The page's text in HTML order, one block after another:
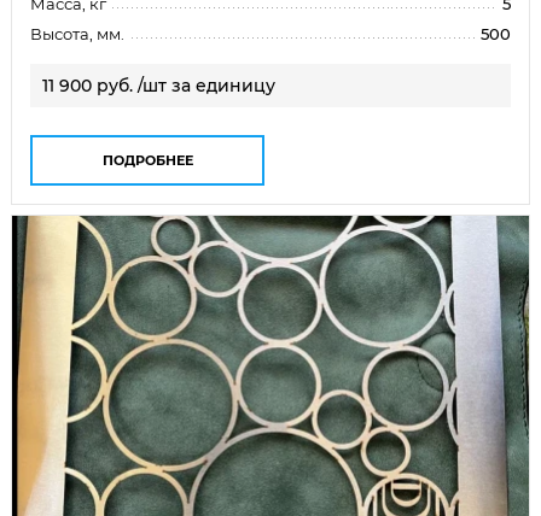
Масса, кг
5
Высота, мм.
500
11 900 руб. /шт за единицу
ПОДРОБНЕЕ